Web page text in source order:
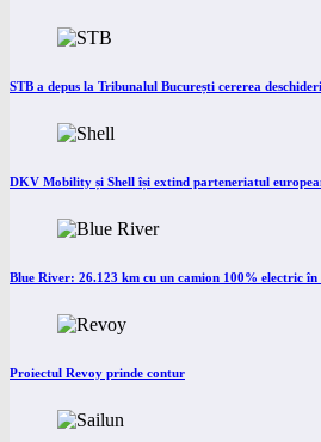
STB a depus la Tribunalul București cererea
DKV Mobility și Shell își extind parteneriatul
Blue River: 26.123 km cu un camion 100% electric
Proiectul Revoy prinde contur